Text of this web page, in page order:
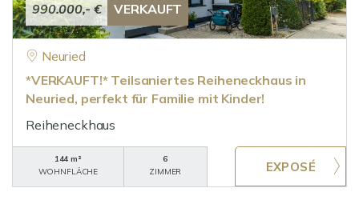
990.000,- € VERKAUFT
Neuried
*VERKAUFT!* Teilsaniertes Reiheneckhaus in
Neuried, perfekt für Familie mit Kinder!
Reiheneckhaus
144 m²
WOHNFLÄCHE
6
ZIMMER